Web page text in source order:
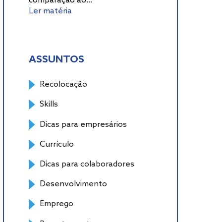
Ler matéria
ASSUNTOS
Recolocação
Skills
Dicas para empresários
Currículo
Dicas para colaboradores
Desenvolvimento
Emprego